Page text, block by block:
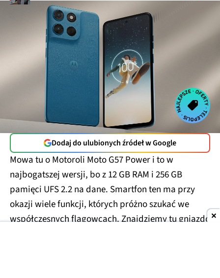
Dodaj do ulubionych źródeł w Google
Mowa tu o Motoroli Moto G57 Power i to w
najbogatszej wersji, bo z 12 GB RAM i 256 GB
pamięci UFS 2.2 na dane. Smartfon ten ma przy
okazji wiele funkcji, których próżno szukać we
współczesnych flagowcach. Znajdziemy tu gniazdo